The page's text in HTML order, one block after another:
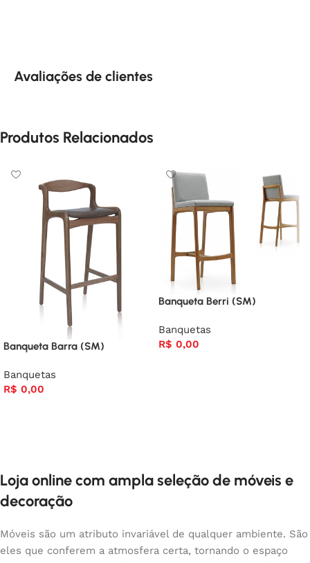
Avaliações de clientes
Produtos Relacionados
Banqueta Barra (SM)
Banquetas
R$ 0,00
Banqueta Berri (SM)
Banquetas
R$ 0,00
Loja online com ampla seleção de móveis e
decoração
Móveis são um atributo invariável de qualquer ambiente. São
eles que conferem a atmosfera certa, tornando o espaço